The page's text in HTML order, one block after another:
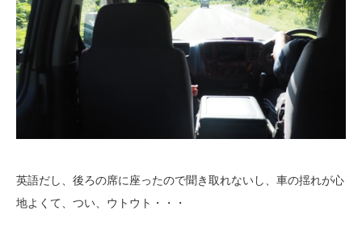
英語だし、後ろの席に座ったので聞き取れないし、車の揺れが心
地よくて、つい、ウトウト・・・